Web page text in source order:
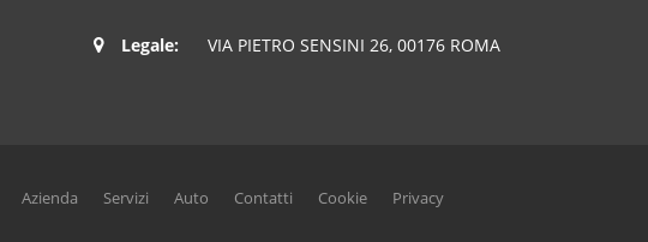
Legale: VIA PIETRO SENSINI 26, 00176 ROMA
Azienda Servizi Auto Contatti Cookie Privacy